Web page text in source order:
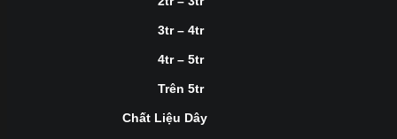
3tr – 4tr
4tr – 5tr
Trên 5tr
Chất Liệu Dây